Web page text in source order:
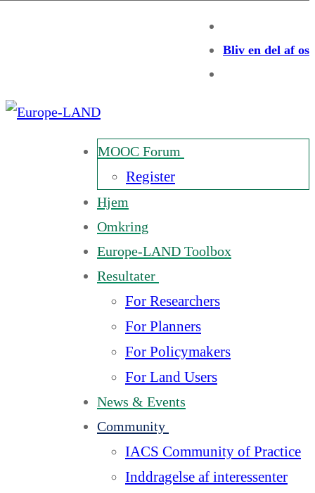
Bliv en del af os
MOOC Forum
Register
Hjem
Omkring
Europe-LAND Toolbox
Resultater
For Researchers
For Planners
For Policymakers
For Land Users
News & Events
Community
IACS Community of Practice
Inddragelse af interessenter